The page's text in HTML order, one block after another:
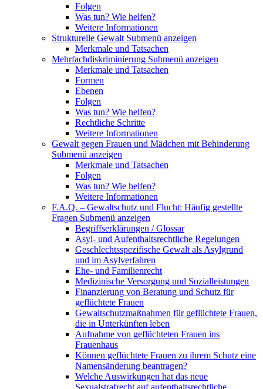
Folgen
Was tun? Wie helfen?
Weitere Informationen
Strukturelle Gewalt Submenü anzeigen
Merkmale und Tatsachen
Mehrfachdiskriminierung Submenü anzeigen
Merkmale und Tatsachen
Formen
Ebenen
Folgen
Was tun? Wie helfen?
Rechtliche Schritte
Weitere Informationen
Gewalt gegen Frauen und Mädchen mit Behinderung
Submenü anzeigen
Merkmale und Tatsachen
Folgen
Was tun? Wie helfen?
Weitere Informationen
F.A.Q. – Gewaltschutz und Flucht: Häufig gestellte
Fragen Submenü anzeigen
Begriffserklärungen / Glossar
Asyl- und Aufenthaltsrechtliche Regelungen
Geschlechtsspezifische Gewalt als Asylgrund
und im Asylverfahren
Ehe- und Familienrecht
Medizinische Versorgung und Sozialleistungen
Finanzierung von Beratung und Schutz für
geflüchtete Frauen
Gewaltschutzmaßnahmen für geflüchtete Frauen,
die in Unterkünften leben
Aufnahme von geflüchteten Frauen ins
Frauenhaus
Können geflüchtete Frauen zu ihrem Schutz eine
Namensänderung beantragen?
Welche Auswirkungen hat das neue
Sexualstrafrecht auf aufenthaltsrechtliche